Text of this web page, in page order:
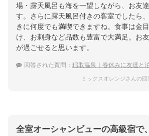
場・露天風呂も海を一望しながら、お友
す。さらに露天風呂付きの客室でしたら
きに何度でも満喫できますね。食事は金
け、お刺身など品数も豊富で大満足。お
が過ごせると思います。
回答された質問： 稲取温泉｜春休みに友達と泊まり
ミックスオレンジさんの回
全室オーシャンビューの高級宿で